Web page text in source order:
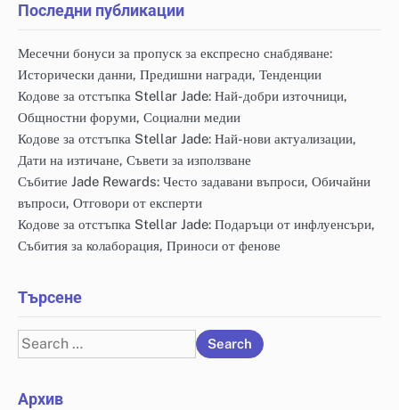
Последни публикации
Месечни бонуси за пропуск за експресно снабдяване:
Исторически данни, Предишни награди, Тенденции
Кодове за отстъпка Stellar Jade: Най-добри източници,
Общностни форуми, Социални медии
Кодове за отстъпка Stellar Jade: Най-нови актуализации,
Дати на изтичане, Съвети за използване
Събитие Jade Rewards: Често задавани въпроси, Обичайни
въпроси, Отговори от експерти
Кодове за отстъпка Stellar Jade: Подаръци от инфлуенсъри,
Събития за колаборация, Приноси от фенове
Търсене
Search
for:
Архив